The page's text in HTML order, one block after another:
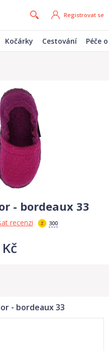
Registrovat se
Kočárky Cestování Péče
- bordeaux 33
recenzi 300
- bordeaux 33